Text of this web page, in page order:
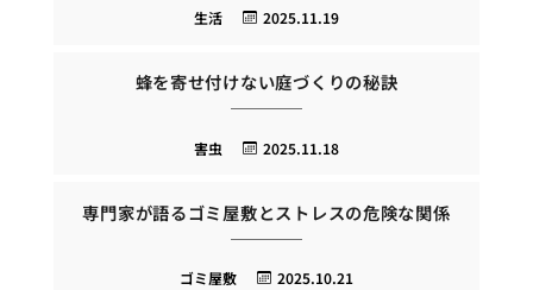
2025.11.19
生活
蜂を寄せ付けない庭づくりの秘訣
2025.11.18
害虫
専門家が語るゴミ屋敷とストレスの危険な関係
2025.10.21
ゴミ屋敷